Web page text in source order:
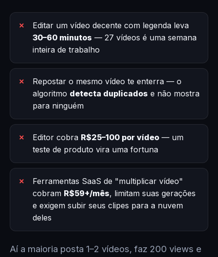
Editar um vídeo decente com legenda leva
30–60 minutos — 27 vídeos é uma semana
inteira de trabalho
Repostar o mesmo vídeo te enterra — o
algoritmo detecta duplicados e não mostra
para ninguém
Editor cobra R$25–100 por vídeo — um
teste de produto vira uma fortuna
Ferramentas SaaS de "multiplicar vídeo"
cobram R$59+/mês, limitam suas gerações
e exigem subir seus clipes para a nuvem
deles
Aí a maioria posta 1–2 vídeos, faz 200 views e